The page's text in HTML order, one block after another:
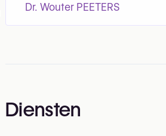
Dr. Wouter PEETERS
Diensten